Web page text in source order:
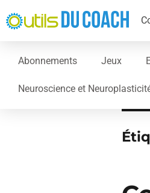
Abonnements Jeux
Neuroscience et